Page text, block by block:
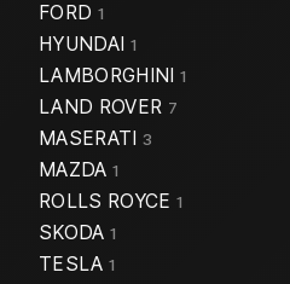
FORD 1
HYUNDAI 1
LAMBORGHINI 1
LAND ROVER 7
MASERATI 3
MAZDA 1
ROLLS ROYCE 1
SKODA 1
TESLA 1